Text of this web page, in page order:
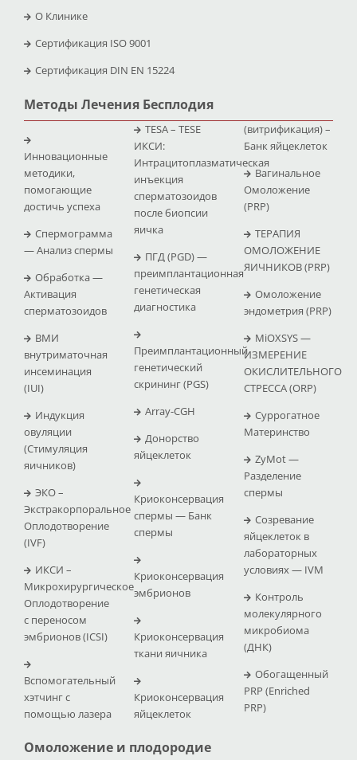
O Клинике
Сертификация ISO 9001
Сертификация DIN EN 15224
Методы Лечения Бесплодия
Инновационные
методики,
помогающие
достичь успеха
Спермограмма
— Анализ спермы
Обработка —
Активация
сперматозоидов
ВМИ
внутриматочная
инсеминация
(IUI)
Индукция
овуляции
(Стимуляция
яичников)
ЭКО –
Экстракорпоральное
Оплодотворение
(IVF)
ИКСИ –
Микрохирургическое
Оплодотворение
с переносом
эмбрионов (ICSI)
Вспомогательный
хэтчинг с
помощью лазера
TESA – TESE
ИКСИ:
Интрацитоплазматическая
инъекция
сперматозоидов
после биопсии
яичка
ПГД (PGD) —
преимплантационная
генетическая
диагностика
Преимплантационный
генетический
скрининг (PGS)
Array-CGH
Донорство
яйцеклеток
Криоконсервация
спермы — Банк
спермы
Криоконсервация
эмбрионов
Криоконсервация
ткани яичника
Криоконсервация
яйцеклеток
(витрификация) –
Банк яйцеклеток
Вагинальное
Омоложение
(PRP)
ТЕРАПИЯ
ОМОЛОЖЕНИЕ
ЯИЧНИКОВ (PRP)
Омоложение
эндометрия (PRP)
MiOXSYS —
ИЗМЕРЕНИЕ
ОКИСЛИТЕЛЬНОГО
СТРЕССА (ΟRP)
Суррогатное
Материнство
ZyMot —
Pазделение
спермы
Созревание
яйцеклеток в
лабораторных
условиях — IVM
Контроль
молекулярного
микробиома
(ДНК)
Обогащенный
PRP (Enriched
PRP)
Омоложение и плодородие